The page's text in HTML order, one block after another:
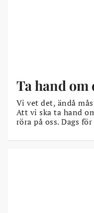
Ta hand om
Vi vet det, ändå
Att vi ska ta hand
röra på oss. Dags